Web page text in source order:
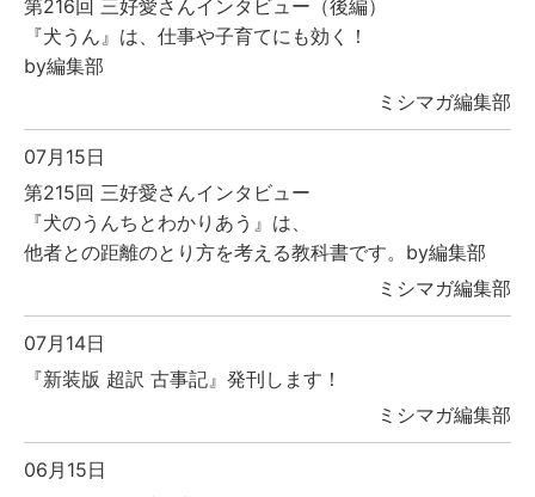
第216回 三好愛さんインタビュー（後編）
『犬うん』は、仕事や子育てにも効く！
by編集部
ミシマガ編集部
07月15日
第215回 三好愛さんインタビュー
『犬のうんちとわかりあう』は、
他者との距離のとり方を考える教科書です。by編集部
ミシマガ編集部
07月14日
『新装版 超訳 古事記』発刊します！
ミシマガ編集部
06月15日